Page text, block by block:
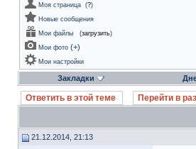
Моя страница (?)
Новые сообщения
Мои файлы
(загрузить)
Мои фото (+)
Мои настройки
Закладки
Ответить в этой теме Перейти в
21.12.2014, 21:13